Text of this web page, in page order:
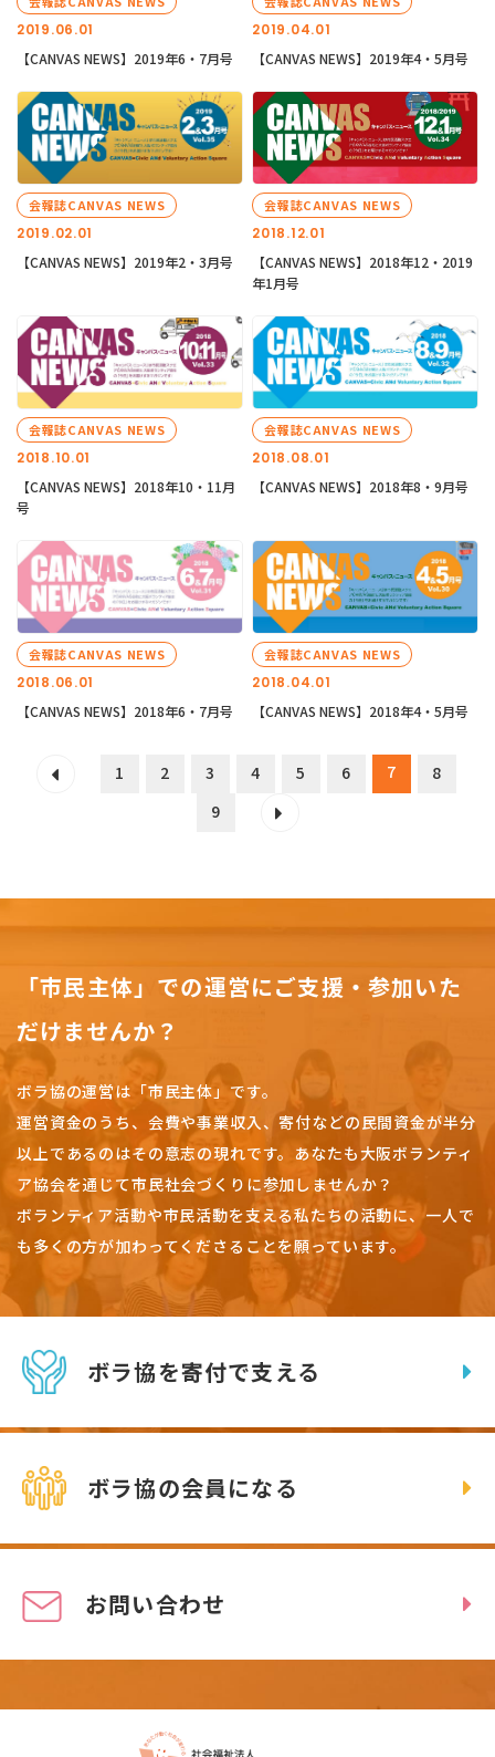
2019.06.01
【CANVAS NEWS】2019年6・7月号
2019.04.01
【CANVAS NEWS】2019年4・5月号
2019.02.01
会報誌CANVAS NEWS
【CANVAS NEWS】2019年2・3月号
2018.12.01
会報誌CANVAS NEWS
【CANVAS NEWS】2018年12・2019
年1月号
2018.10.01
会報誌CANVAS NEWS
【CANVAS NEWS】2018年10・11月
号
2018.08.01
会報誌CANVAS NEWS
【CANVAS NEWS】2018年8・9月号
2018.06.01
会報誌CANVAS NEWS
【CANVAS NEWS】2018年6・7月号
2018.04.01
会報誌CANVAS NEWS
【CANVAS NEWS】2018年4・5月号
1 2 3 4 5 6 7
8
9
「市民主体」での運営にご支援・参加いた
だけませんか？
ボラ協の運営は「市民主体」です。
運営資金のうち、会費や事業収入、寄付などの民間資金が半分
以上であるのはその意志の現れです。 あなたも大阪ボランティ
ア協会を通じて市民社会づくりに参加しませんか？
ボランティア活動や市民活動を支える私たちの活動に、一人で
も多くの方が加わってくださることを願っています。
ボラ協を寄付で支える
ボラ協の会員になる
お問い合わせ